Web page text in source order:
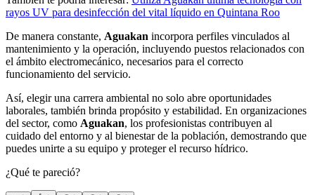
rayos UV para desinfección del vital líquido en Quintana Roo
De manera constante, Aguakan incorpora perfiles vinculados al
mantenimiento y la operación, incluyendo puestos relacionados con
el ámbito electromecánico, necesarios para el correcto
funcionamiento del servicio.
Así, elegir una carrera ambiental no solo abre oportunidades
laborales, también brinda propósito y estabilidad. En organizaciones
del sector, como Aguakan, los profesionistas contribuyen al
cuidado del entorno y al bienestar de la población, demostrando que
puedes unirte a su equipo y proteger el recurso hídrico.
¿Qué te pareció?